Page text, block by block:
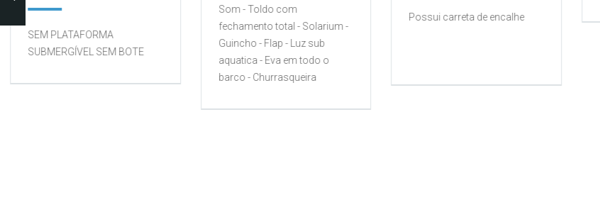
SEM PLATAFORMA
SUBMERGÍVEL SEM BOTE
Som - Toldo com
fechamento total - Solarium -
Guincho - Flap - Luz sub
aquatica - Eva em todo o
barco - Churrasqueira
Possui carreta de encalhe